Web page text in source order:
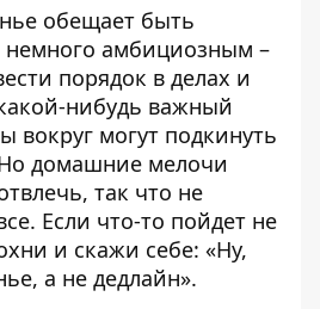
обещает быть
амбициозным –
порядок в делах и
нибудь важный
могут подкинуть
домашние мелочи
так что не
Если что-то пойдет не
и скажи себе: «Ну,
а не дедлайн».